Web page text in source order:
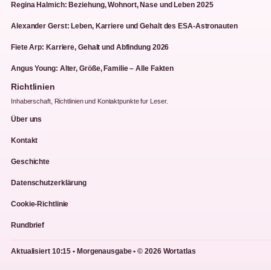
Regina Halmich: Beziehung, Wohnort, Nase und Leben 2025
Alexander Gerst: Leben, Karriere und Gehalt des ESA-Astronauten
Fiete Arp: Karriere, Gehalt und Abfindung 2026
Angus Young: Alter, Größe, Familie – Alle Fakten
Richtlinien
Inhaberschaft, Richtlinien und Kontaktpunkte fur Leser.
Über uns
Kontakt
Geschichte
Datenschutzerklärung
Cookie-Richtlinie
Rundbrief
Aktualisiert 10:15 • Morgenausgabe • © 2026 Wortatlas